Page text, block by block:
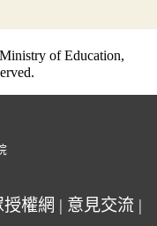
of Education,
權網 | 意見交流 |